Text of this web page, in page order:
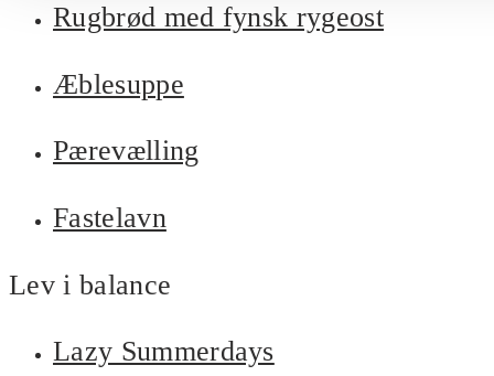
Rugbrød med fynsk rygeost
Æblesuppe
Pærevælling
Fastelavn
Lev i balance
Lazy Summerdays